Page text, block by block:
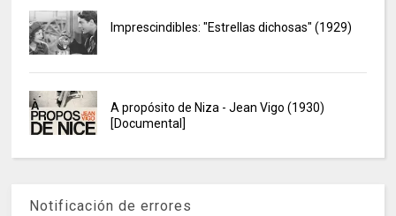
Imprescindibles: "Estrellas dichosas" (1929)
A propósito de Niza - Jean Vigo (1930)
[Documental]
Notificación de errores